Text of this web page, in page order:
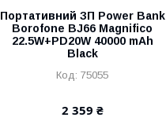
Портативний ЗП Power Bank
Borofone BJ66 Magnifico
22.5W+PD20W 40000 mAh
Black
75055
2 359 ₴